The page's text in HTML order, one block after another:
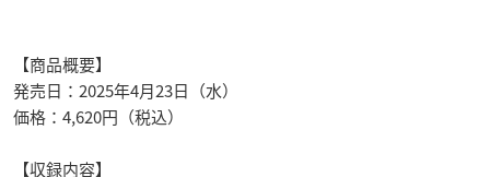
【商品概要】
発売日：2025年4月23日（水）
価格：4,620円（税込）
【収録内容】